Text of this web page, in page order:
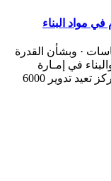
مواد البناء
· وبشأن القدرة
في إمـارة
أبوظبي، قال القبيسي ان المصانع التابعة للمركز تعيد تدوير 6000